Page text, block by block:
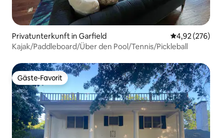
Privatunterkunft in Garfield
4,92 (276)
Kajak/Paddleboard/Über den Pool/Tennis/Pickleball
Gäste-Favorit
Gäste-Favorit